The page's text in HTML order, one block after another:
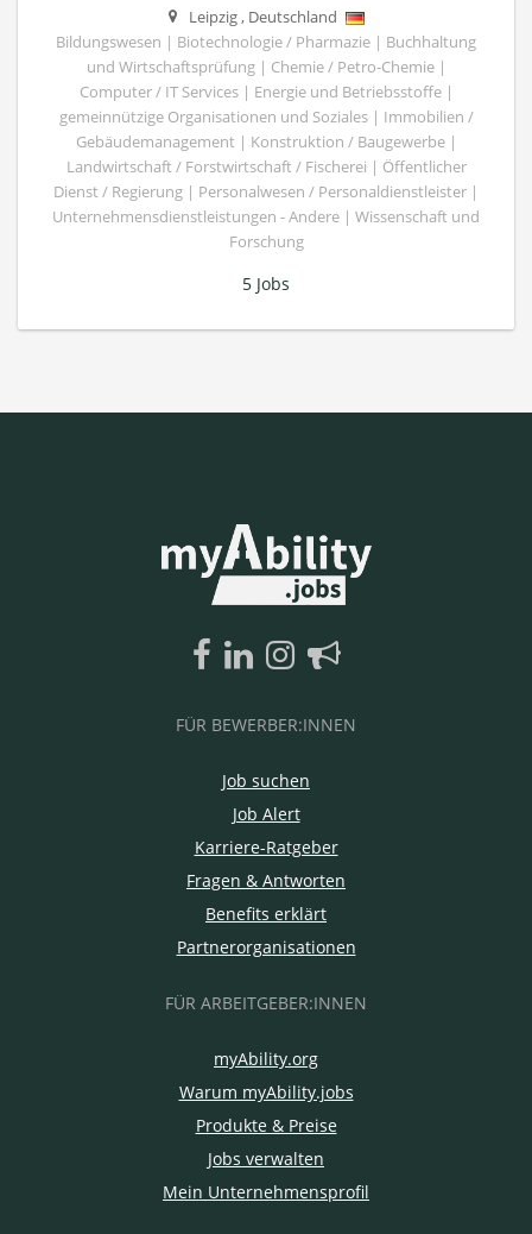
Leipzig, Deutschland
Bildungswesen | Biotechnologie / Pharmazie | Buchhaltung
und Wirtschaftsprüfung | Chemie / Petro-Chemie |
Computer / IT Services | Energie und Betriebsstoffe |
gemeinnützige Organisationen und Soziales | Immobilien /
Gebäudemanagement | Konstruktion / Baugewerbe |
Landwirtschaft / Forstwirtschaft / Fischerei | Öffentlicher
Dienst / Regierung | Personalwesen / Personaldienstleister |
Unternehmensdienstleistungen - Andere | Wissenschaft und
Forschung
5 Jobs
FÜR BEWERBER:INNEN
Job suchen
Job Alert
Karriere-Ratgeber
Fragen & Antworten
Benefits erklärt
Partnerorganisationen
FÜR ARBEITGEBER:INNEN
myAbility.org
Warum myAbility.jobs
Produkte & Preise
Jobs verwalten
Mein Unternehmensprofil